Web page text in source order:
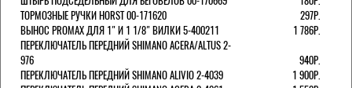
ТОРМОЗНЫЕ РУЧКИ HORST 00-171620
297Р.
ВЫНОС PROMAX ДЛЯ 1" И 1 1/8" ВИЛКИ 5-400211
1 786Р.
ПЕРЕКЛЮЧАТЕЛЬ ПЕРЕДНИЙ SHIMANO ACERA/ALTUS 2-
976
940Р.
ПЕРЕКЛЮЧАТЕЛЬ ПЕРЕДНИЙ SHIMANO ALIVIO 2-4039
1 900Р.